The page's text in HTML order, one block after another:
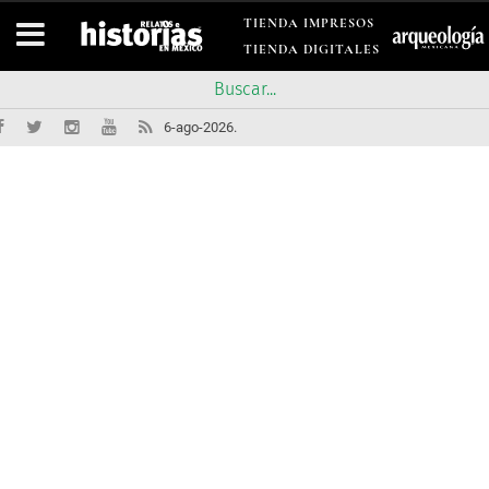
TIENDA IMPRESOS
TIENDA DIGITALES
6-ago-2026.